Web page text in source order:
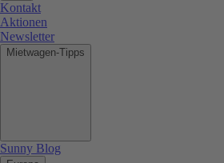
Kontakt
Aktionen
Newsletter
Mietwagen-Tipps
Sunny Blog